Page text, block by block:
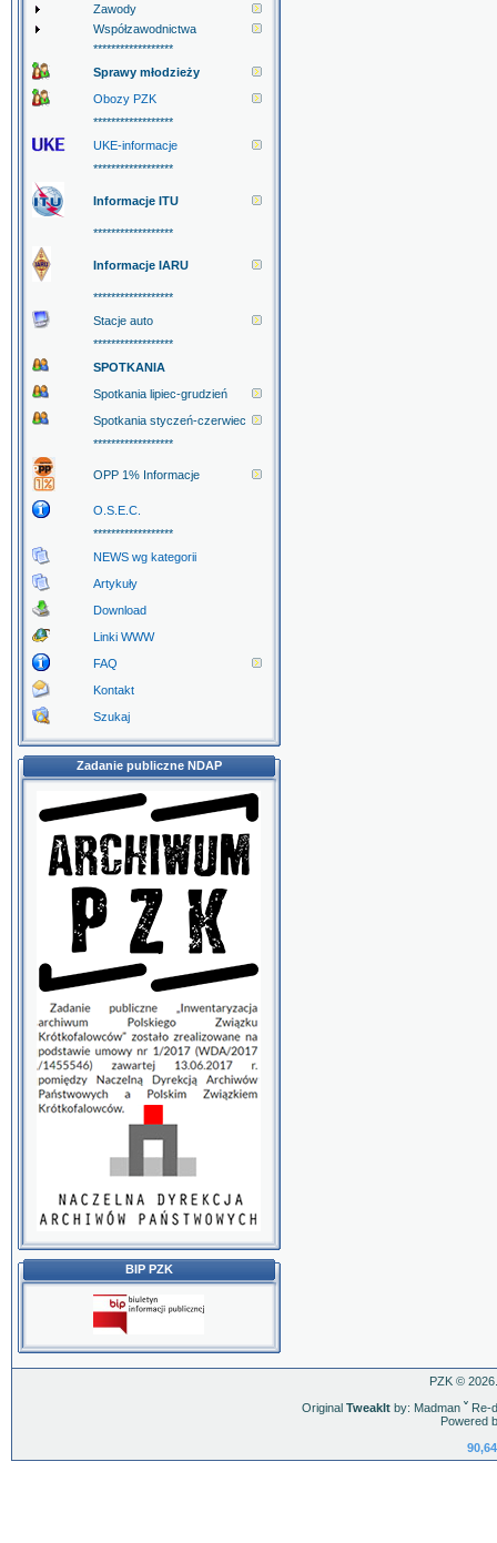
Zawody
Współzawodnictwa
******************
Sprawy młodzieży
Obozy PZK
******************
UKE-informacje
******************
Informacje ITU
******************
Informacje IARU
******************
Stacje auto
******************
SPOTKANIA
Spotkania lipiec-grudzień
Spotkania styczeń-czerwiec
******************
OPP 1% Informacje
O.S.E.C.
******************
NEWS wg kategorii
Artykuły
Download
Linki WWW
FAQ
Kontakt
Szukaj
Zadanie publiczne NDAP
BIP PZK
PZK ©
Original TweakItby: Madman ˇRe-
Powered